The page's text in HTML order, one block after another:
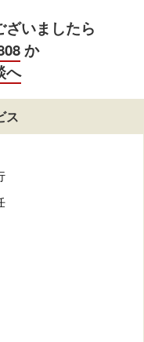
いましたら
か
へ
ス